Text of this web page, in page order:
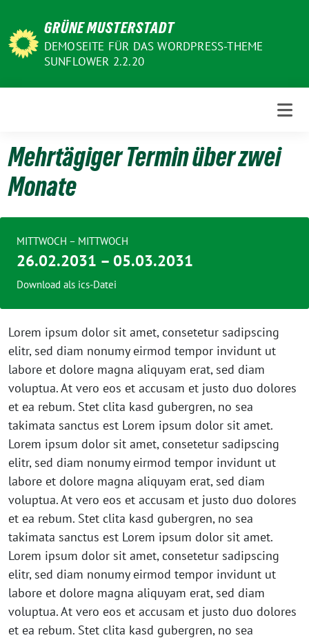
zum
Inhalt
GRÜNE MUSTERSTADT
DEMOSEITE FÜR DAS WORDPRESS-THEME
SUNFLOWER 2.2.20
Mehrtägiger Termin über zwei
Monate
Lorem ipsum dolor sit amet, consetetur sadipscing
elitr, sed diam nonumy eirmod tempor invidunt ut
labore et dolore magna aliquyam erat, sed diam
voluptua. At vero eos et accusam et justo duo dolores
et ea rebum. Stet clita kasd gubergren, no sea
takimata sanctus est Lorem ipsum dolor sit amet.
Lorem ipsum dolor sit amet, consetetur sadipscing
elitr, sed diam nonumy eirmod tempor invidunt ut
labore et dolore magna aliquyam erat, sed diam
voluptua. At vero eos et accusam et justo duo dolores
et ea rebum. Stet clita kasd gubergren, no sea
takimata sanctus est Lorem ipsum dolor sit amet.
Lorem ipsum dolor sit amet, consetetur sadipscing
elitr, sed diam nonumy eirmod tempor invidunt ut
labore et dolore magna aliquyam erat, sed diam
voluptua. At vero eos et accusam et justo duo dolores
et ea rebum. Stet clita kasd gubergren, no sea
MITTWOCH – MITTWOCH
26.02.2031 – 05.03.2031
Download als ics-Datei